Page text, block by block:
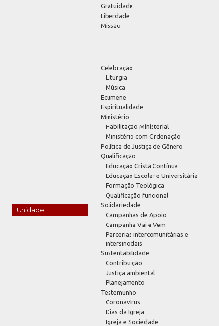
Gratuidade
Liberdade
Missão
Unidade
Celebração
Liturgia
Música
Ecumene
Espiritualidade
Ministério
Habilitação Ministerial
Ministério com Ordenação
Política de Justiça de Gênero
Qualificação
Educação Cristã Contínua
Educação Escolar e Universitária
Formação Teológica
Qualificação funcional
Solidariedade
Campanhas de Apoio
Campanha Vai e Vem
Parcerias intercomunitárias e
intersinodais
Sustentabilidade
Contribuição
Justiça ambiental
Planejamento
Testemunho
Coronavírus
Dias da Igreja
Igreja e Sociedade